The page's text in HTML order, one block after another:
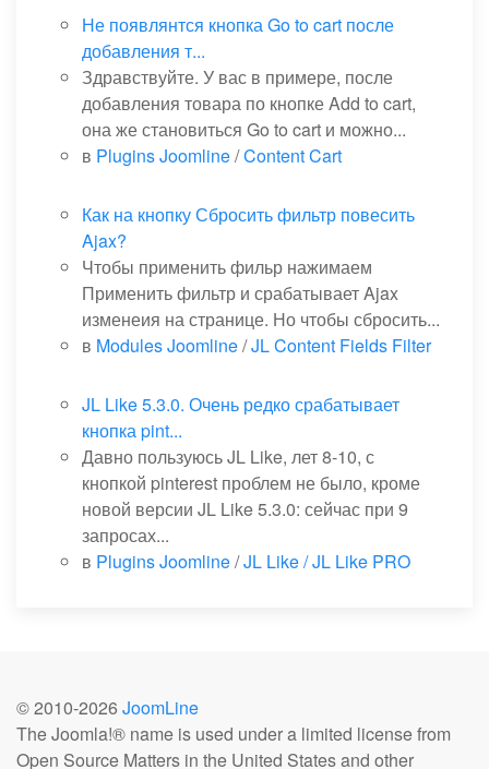
Не появлянтся кнопка Go to cart после
добавления т...
Здравствуйте. У вас в примере, после
добавления товара по кнопке Add to cart,
она же становиться Go to cart и можно...
в Plugins Joomline/Content Cart
Как на кнопку Сбросить фильтр повесить
Ajax?
Чтобы применить фильр нажимаем
Применить фильтр и срабатывает Ajax
изменеия на странице. Но чтобы сбросить...
в Modules Joomline/JL Content Fields Filter
JL Like 5.3.0. Очень редко срабатывает
кнопка pint...
Давно пользуюсь JL Like, лет 8-10, с
кнопкой pinterest проблем не было, кроме
новой версии JL Like 5.3.0: сейчас при 9
запросах...
в Plugins Joomline/JL Like / JL Like PRO
© 2010-2026 JoomLine
The Joomla!® name is used under a limited license from
Open Source Matters in the United States and other